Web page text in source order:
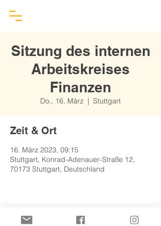
Sitzung des internen
Arbeitskreises
Finanzen
Do., 16. März
  |
Stuttgart
Zeit & Ort
16. März 2023, 09:15
Stuttgart, Konrad-Adenauer-Straße 12,
70173 Stuttgart, Deutschland